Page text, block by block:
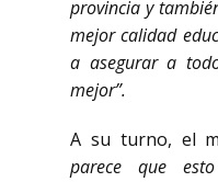
provincia y
mejor calidad
a asegurar a
mejor”.
A su turno, el
parece que